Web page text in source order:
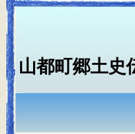
山都町郷土史